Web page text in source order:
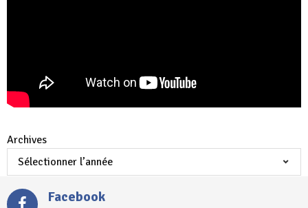
Archives
Facebook